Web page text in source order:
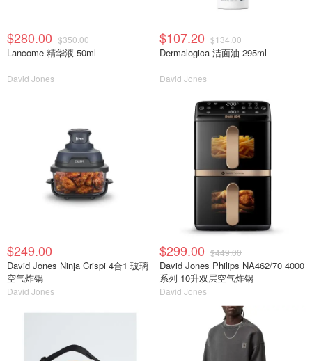
$280.00 $350.00
Lancome 精华液 50ml
David Jones
$107.20 $134.00
Dermalogica 洁面油 295ml
David Jones
$249.00
David Jones Ninja Crispi 4合1 玻璃
空气炸锅
David Jones
$299.00 $449.00
David Jones Philips NA462/70 4000
系列 10升双层空气炸锅
David Jones